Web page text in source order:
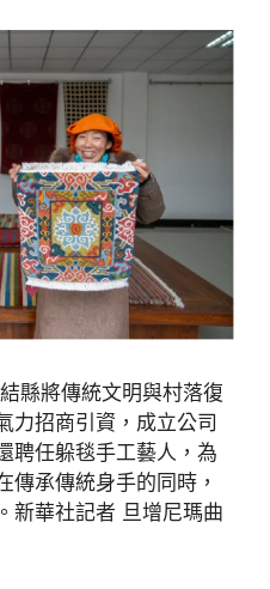
縣將傳統文明與村落復
力招商引資，成立公司
聘任躲毯手工藝人，為
傳承傳統身手的同時，
新華社記者 旦增尼瑪曲